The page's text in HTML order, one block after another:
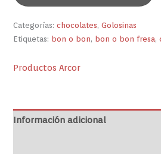
Categorías:chocolates,Golosinas
Etiquetas: bon o bon, bon o bon fresa,
Productos Arcor
Información adicional